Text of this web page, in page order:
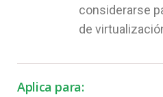
considerarse
de
Aplica para: